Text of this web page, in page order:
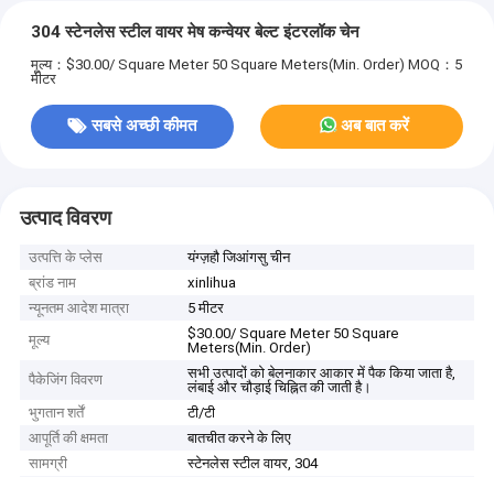
304 स्टेनलेस स्टील वायर मेष कन्वेयर बेल्ट इंटरलॉक चेन
मूल्य：$30.00/ Square Meter 50 Square Meters(Min. Order) MOQ：5
मीटर
सबसे अच्छी कीमत अब बात करें
उत्पाद विवरण
उत्पत्ति के प्लेस
यंग्ज़हौ जिआंगसु चीन
ब्रांड नाम
xinlihua
न्यूनतम आदेश मात्रा
5 मीटर
मूल्य
$30.00/ Square Meter 50 Square
Meters(Min. Order)
पैकेजिंग विवरण
सभी उत्पादों को बेलनाकार आकार में पैक किया जाता है,
लंबाई और चौड़ाई चिह्नित की जाती है।
भुगतान शर्तें
टी/टी
आपूर्ति की क्षमता
बातचीत करने के लिए
सामग्री
स्टेनलेस स्टील वायर, 304